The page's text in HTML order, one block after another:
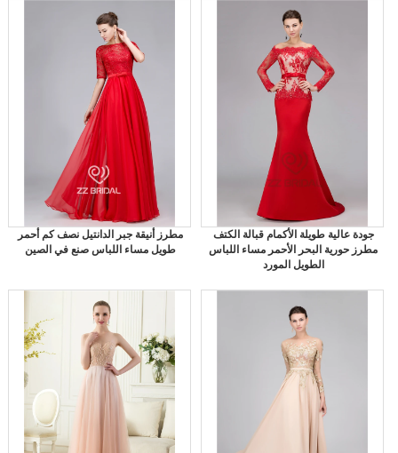
مطرز أنيقة جبر الدانتيل نصف كم أحمر
طويل مساء اللباس صنع في الصين
جودة عالية طويلة الأكمام قبالة الكتف
مطرز حورية البحر الأحمر مساء اللباس
الطويل المورد